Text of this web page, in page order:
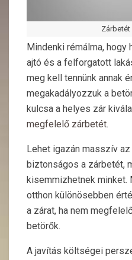
Zárbetét
Mindenki rémálma,
ajtó és a felforgatott
meg kell tennünk annak
megakadályozzuk a
kulcsa a helyes zár
megfelelő zárbetét.
Lehet igazán masszív
biztonságos a zárbetét,
kisemmizhetnek minket.
otthon különösebben
a zárat, ha nem
betörők.
A javítás költségei